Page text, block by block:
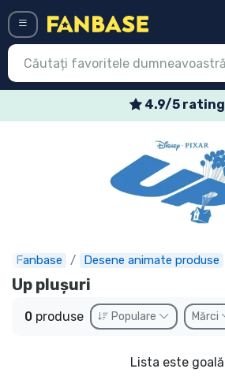
4.9/5 rating
Fanbase Desene animate produse
Up plușuri
0 produse Populare Mărci
Lista este goală
Expres
Precomenzi
Outlet produse
Transport și plată